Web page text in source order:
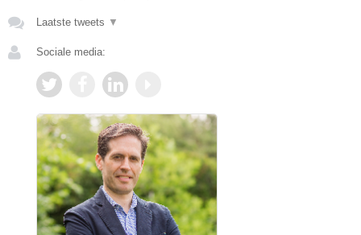
Laatste tweets ▼
Sociale media: